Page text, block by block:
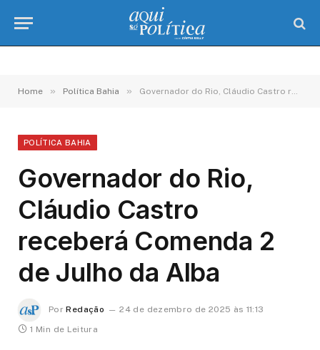
Home » Política Bahia » Governador do Rio, Cláudio Castro receberá Comenda 2 de Julho da Alba
POLÍTICA BAHIA
Governador do Rio,
Cláudio Castro
receberá Comenda 2
de Julho da Alba
Por Redação
24 de dezembro de 2025 às 11:13
1 Min de Leitura